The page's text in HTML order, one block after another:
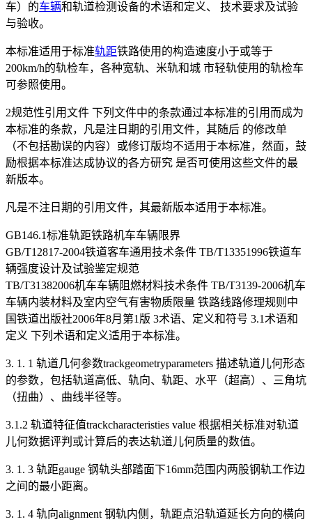
车）的车辆和轨道检测设备的术语和定义、 技术要求及试验
与验收。
本标准适用于标准轨距铁路使用的构造速度小于或等于
200km/h的轨检车，各种宽轨、米轨和城 市轻轨使用的轨检车
可参照使用。
2规范性引用文件 下列文件中的条款通过本标准的引用而成为
本标准的条款，凡是注日期的引用文件，其随后 的修改单
（不包括勘误的内容）或修订版均不适用于本标准，然面，鼓
励根据本标准达成协议的各方研究 是否可使用这些文件的最
新版本。
凡是不注日期的引用文件，其最新版本适用于本标准。
GB146.1标准轨距铁路机车车辆限界
GB/T12817-2004铁道客车通用技术条件 TB/T13351996铁道车
辆强度设计及试验鉴定规范
TB/T31382006机车车辆阻燃材料技术条件 TB/T3139-2006机车
车辆内装材料及室内空气有害物质限量 铁路线路修理规则中
国铁道出版社2006年8月第1版 3术语、定义和符号 3.1术语和
定义 下列术语和定义适用于本标准。
3. 1. 1 轨道几何参数trackgeometryparameters 描述轨道儿何形态
的参数，包括轨道高低、轨向、轨距、水平（超高）、三角坑
（扭曲）、曲线半径等。
3.1.2 轨道特征值trackcharacteristies value 根据相关标准对轨道
儿何数据评判或计算后的表达轨道儿何质量的数值。
3. 1. 3 轨距gauge 钢轨头部踏面下16mm范围内两股钢轨工作边
之间的最小距离。
3. 1. 4 轨向alignment 钢轨内侧，轨距点沿轨道延长方向的横向